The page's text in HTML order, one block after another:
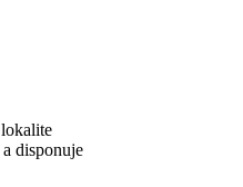
disponuje